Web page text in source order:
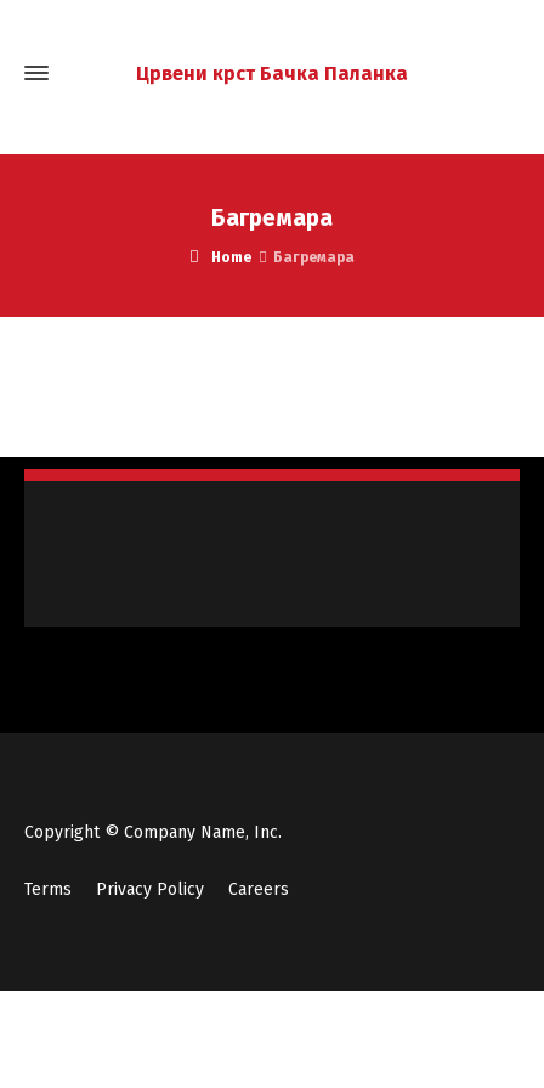
Црвени крст Бачка Паланка
Багремара
Home Багремара
Copyright © Company Name, Inc.
Terms Privacy Policy Careers